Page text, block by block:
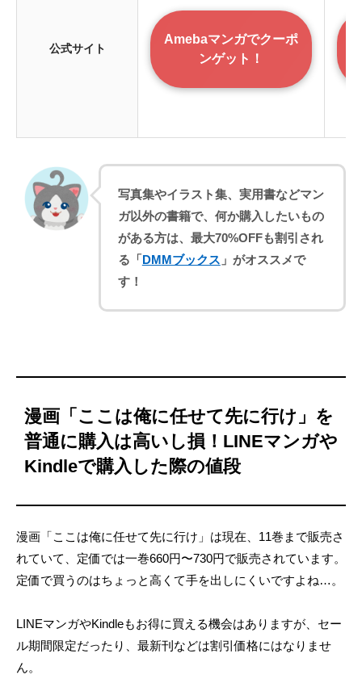
公式サイト
Amebaマンガでクーポ
ンゲット！
写真集やイラスト集、実用書などマン
ガ以外の書籍で、何か購入したいもの
がある方は、最大70%OFFも割引され
る「DMMブックス 」がオススメで
す！
漫画「ここは俺に任せて先に行け」を
普通に購入は高いし損！LINEマンガや
Kindleで購入した際の値段
漫画「ここは俺に任せて先に行け」は現在、11巻まで販売さ
れていて、定価では一巻660円〜730円で販売されています。
定価で買うのはちょっと高くて手を出しにくいですよね…。
LINEマンガやKindleもお得に買える機会はありますが、セー
ル期間限定だったり、最新刊などは割引価格にはなりませ
ん。